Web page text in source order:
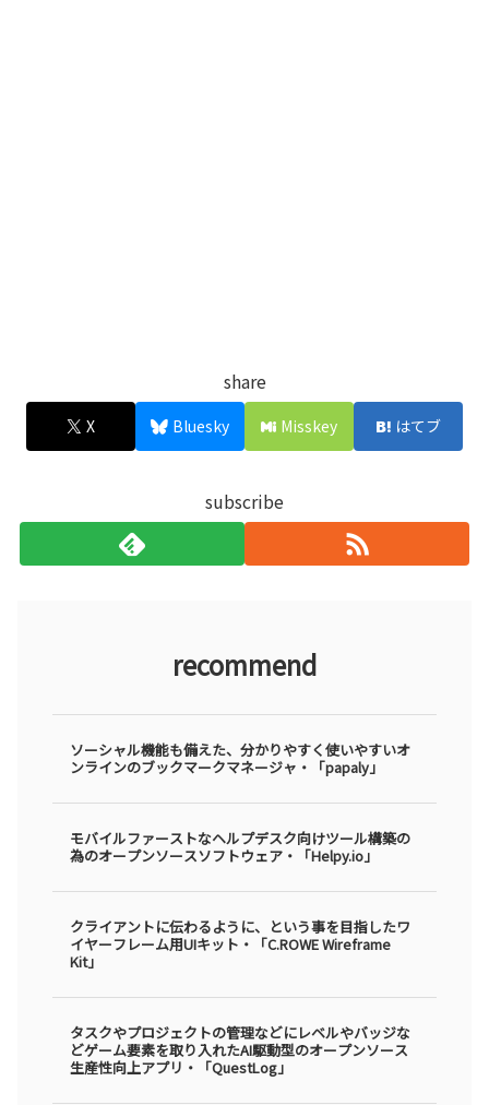
share
X Bluesky Misskey はてブ
subscribe
recommend
ソーシャル機能も備えた、分かりやすく使いやすいオ
ンラインのブックマークマネージャ・「papaly」
モバイルファーストなヘルプデスク向けツール構築の
為のオープンソースソフトウェア・「Helpy.io」
クライアントに伝わるように、という事を目指したワ
イヤーフレーム用UIキット・「C.ROWE Wireframe
Kit」
タスクやプロジェクトの管理などにレベルやバッジな
どゲーム要素を取り入れたAI駆動型のオープンソース
生産性向上アプリ・「QuestLog」